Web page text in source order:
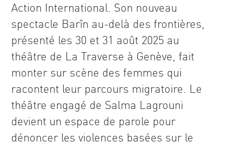
Action International. Son nouveau
spectacle Barîn au-delà des frontières,
présenté les 30 et 31 août 2025 au
théâtre de La Traverse à Genève, fait
monter sur scène des femmes qui
racontent leur parcours migratoire. Le
théâtre engagé de Salma Lagrouni
devient un espace de parole pour
dénoncer les violences basées sur le